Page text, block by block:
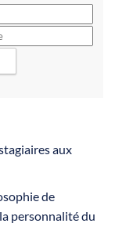
aux
de
personnalité du